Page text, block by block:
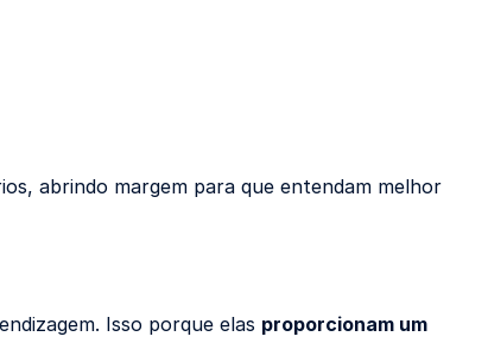
abrindo margem para que entendam melhor
Isso porque elas proporcionam um